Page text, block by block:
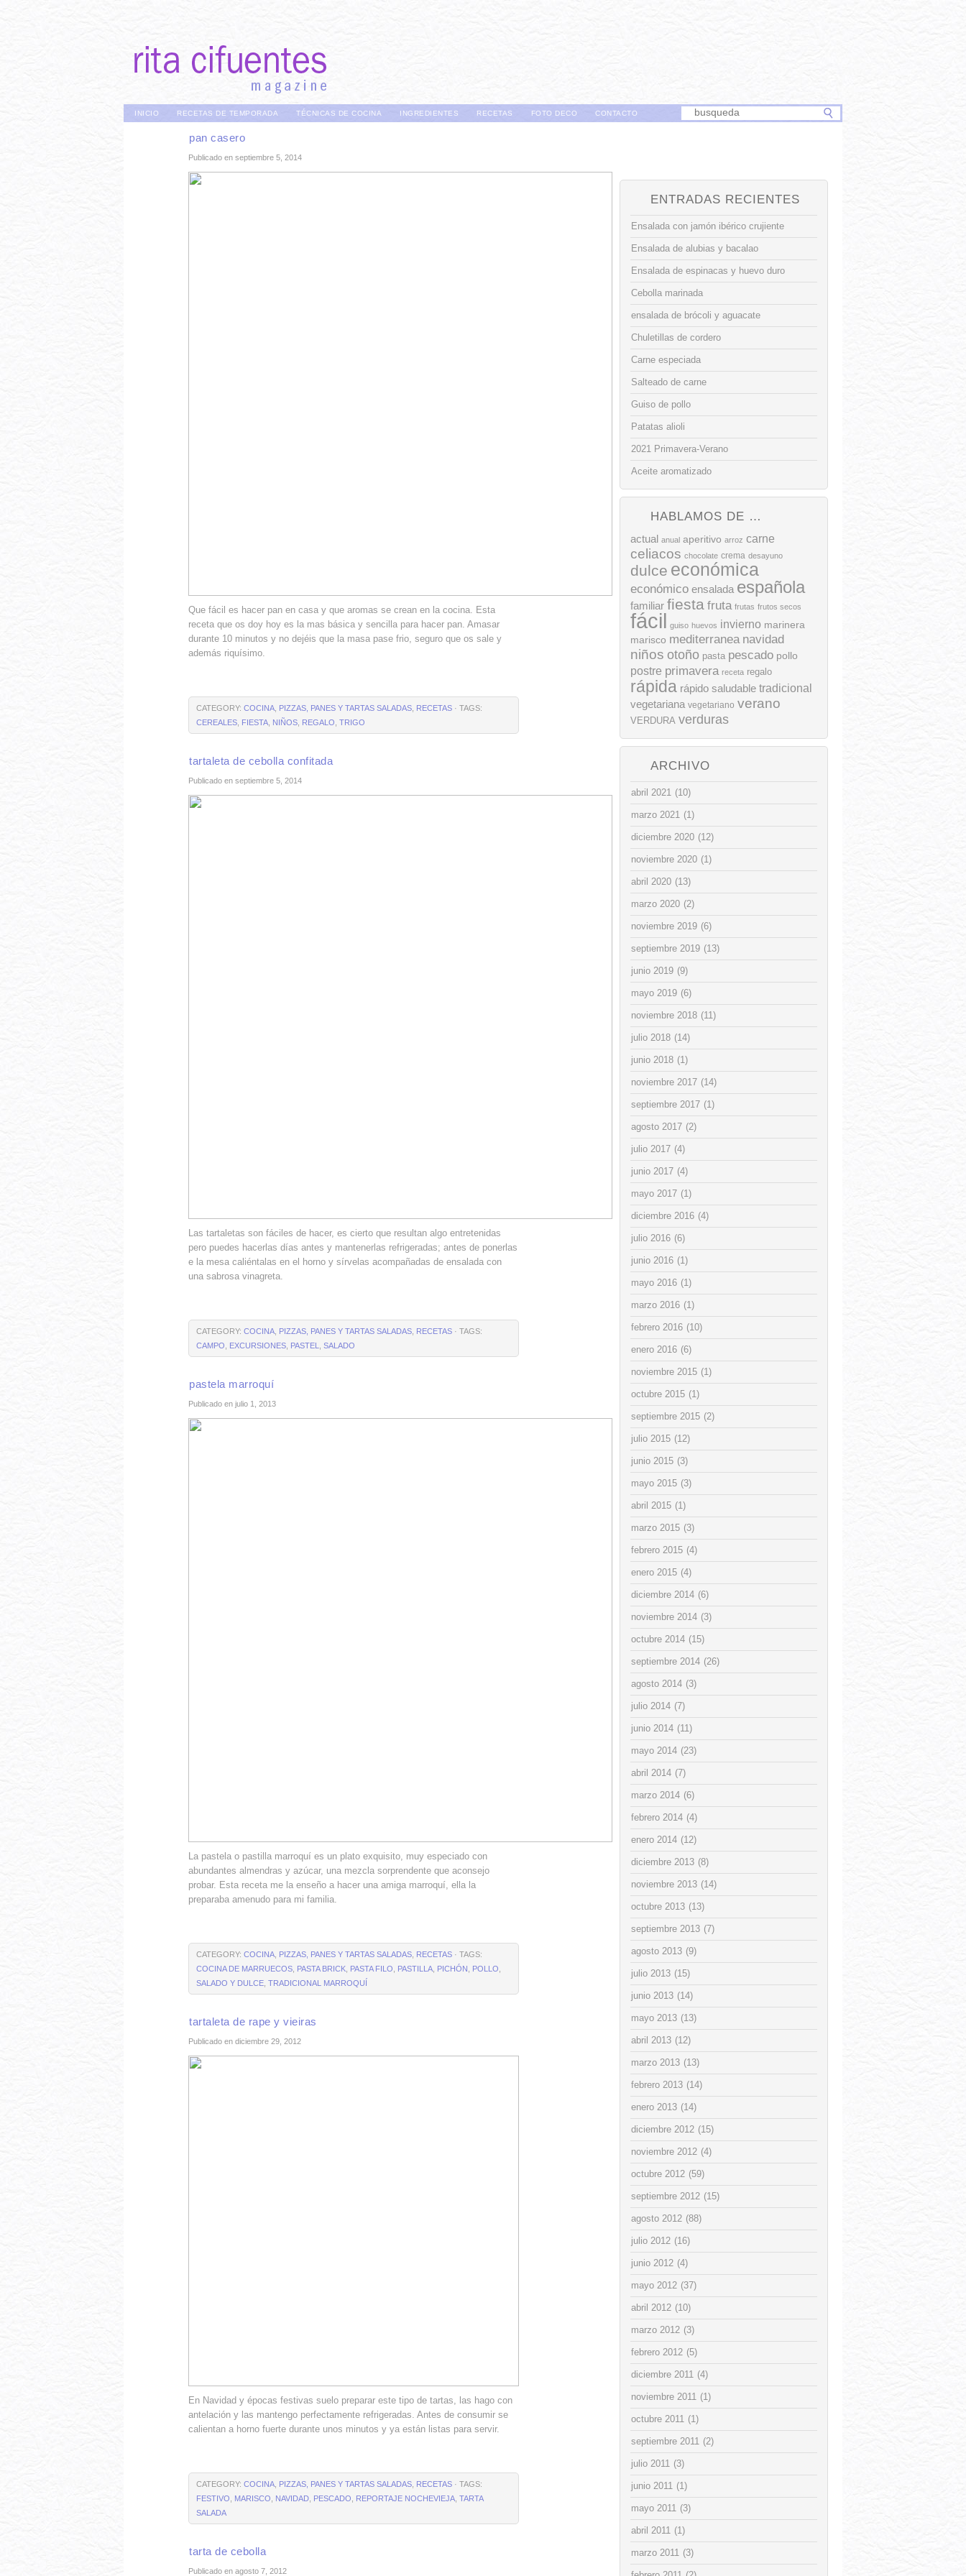
INICIO RECETAS DE TEMPORADA TÉCNICAS DE COCINA INGREDIENTES RECETAS FOTO DECO CONTACTO
pan casero
Publicado en septiembre 5, 2014
Que fácil es hacer pan en casa y que aromas se crean en la cocina. Esta
receta que os doy hoy es la mas básica y sencilla para hacer pan. Amasar
durante 10 minutos y no dejéis que la masa pase frio, seguro que os sale y
además riquísimo.
CATEGORY: COCINA PIZZAS, PANES Y TARTAS SALADAS RECETAS · TAGS:
CEREALES FIESTA NIÑOS REGALO TRIGO
tartaleta de cebolla confitada
Publicado en septiembre 5, 2014
Las tartaletas son fáciles de hacer, es cierto que resultan algo entretenidas
pero puedes hacerlas días antes y mantenerlas refrigeradas; antes de ponerlas
e la mesa caliéntalas en el horno y sírvelas acompañadas de ensalada con
una sabrosa vinagreta.
CATEGORY: COCINA PIZZAS, PANES Y TARTAS SALADAS RECETAS · TAGS:
CAMPO
EXCURSIONES PASTEL SALADO
pastela marroquí
Publicado en julio 1, 2013
La pastela o pastilla marroquí es un plato exquisito, muy especiado con
abundantes almendras y azúcar, una mezcla sorprendente que aconsejo
probar. Esta receta me la enseño a hacer una amiga marroquí, ella la
preparaba amenudo para mi familia.
CATEGORY: COCINA PIZZAS, PANES Y TARTAS SALADAS RECETAS · TAGS:
COCINA DE MARRUECOS PASTA BRICK PASTA FILO PASTILLA PICHÓN POLLO
SALADO Y DULCE TRADICIONAL MARROQUÍ
tartaleta de rape y vieiras
Publicado en diciembre 29, 2012
En Navidad y épocas festivas suelo preparar este tipo de tartas, las hago con
antelación y las mantengo perfectamente refrigeradas. Antes de consumir se
calientan a horno fuerte durante unos minutos y ya están listas para servir.
CATEGORY: COCINA PIZZAS, PANES Y TARTAS SALADAS RECETAS · TAGS:
FESTIVO
MARISCO NAVIDAD PESCADO REPORTAJE NOCHEVIEJA TARTA
SALADA
tarta de cebolla
Publicado en agosto 7, 2012
ENTRADAS RECIENTES
Ensalada con jamón ibérico crujiente
Ensalada de alubias y bacalao
Ensalada de espinacas y huevo duro
Cebolla marinada
ensalada de brócoli y aguacate
Chuletillas de cordero
Carne especiada
Salteado de carne
Guiso de pollo
Patatas alioli
2021 Primavera-Verano
Aceite aromatizado
HABLAMOS DE …
actual anual aperitivo arroz carne
celiacos chocolate crema desayuno
dulce económica
económico ensalada española
familiar fiesta fruta frutas frutos secos
fácil guiso huevos invierno marinera
marisco mediterranea navidad
niños otoño pasta pescado pollo
postre primavera receta regalo
rápida rápido saludable tradicional
vegetariana vegetariano verano
VERDURA verduras
ARCHIVO
abril 2021 (10)
marzo 2021 (1)
diciembre 2020 (12)
noviembre 2020 (1)
abril 2020 (13)
marzo 2020 (2)
noviembre 2019 (6)
septiembre 2019 (13)
junio 2019 (9)
mayo 2019 (6)
noviembre 2018 (11)
julio 2018 (14)
junio 2018 (1)
noviembre 2017 (14)
septiembre 2017 (1)
agosto 2017 (2)
julio 2017 (4)
junio 2017 (4)
mayo 2017 (1)
diciembre 2016 (4)
julio 2016 (6)
junio 2016 (1)
mayo 2016 (1)
marzo 2016 (1)
febrero 2016 (10)
enero 2016 (6)
noviembre 2015 (1)
octubre 2015 (1)
septiembre 2015 (2)
julio 2015 (12)
junio 2015 (3)
mayo 2015 (3)
abril 2015 (1)
marzo 2015 (3)
febrero 2015 (4)
enero 2015 (4)
diciembre 2014 (6)
noviembre 2014 (3)
octubre 2014 (15)
septiembre 2014 (26)
agosto 2014 (3)
julio 2014 (7)
junio 2014 (11)
mayo 2014 (23)
abril 2014 (7)
marzo 2014 (6)
febrero 2014 (4)
enero 2014 (12)
diciembre 2013 (8)
noviembre 2013 (14)
octubre 2013 (13)
septiembre 2013 (7)
agosto 2013 (9)
julio 2013 (15)
junio 2013 (14)
mayo 2013 (13)
abril 2013 (12)
marzo 2013 (13)
febrero 2013 (14)
enero 2013 (14)
diciembre 2012 (15)
noviembre 2012 (4)
octubre 2012 (59)
septiembre 2012 (15)
agosto 2012 (88)
julio 2012 (16)
junio 2012 (4)
mayo 2012 (37)
abril 2012 (10)
marzo 2012 (3)
febrero 2012 (5)
diciembre 2011 (4)
noviembre 2011 (1)
octubre 2011 (1)
septiembre 2011 (2)
julio 2011 (3)
junio 2011 (1)
mayo 2011 (3)
abril 2011 (1)
marzo 2011 (3)